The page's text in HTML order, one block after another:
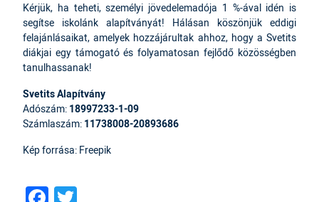
Kérjük, ha teheti, személyi jövedelemadója 1 %-ával idén is
segítse iskolánk alapítványát! Hálásan köszönjük eddigi
felajánlásaikat, amelyek hozzájárultak ahhoz, hogy a Svetits
diákjai egy támogató és folyamatosan fejlődő közösségben
tanulhassanak!
Svetits Alapítvány
Adószám: 18997233-1-09
Számlaszám: 11738008-20893686
Kép forrása: Freepik
Facebook